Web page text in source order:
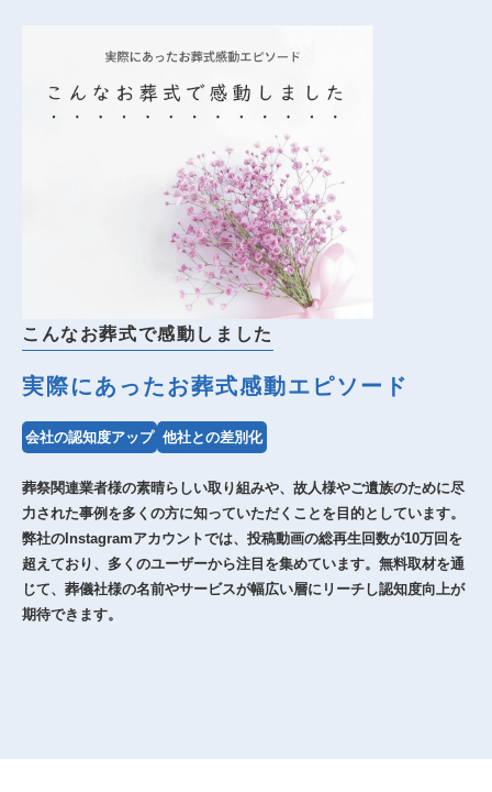
こんなお葬式で感動しました
実際にあったお葬式感動エピソード
会社の認知度アップ 他社との差別化
葬祭関連業者様の素晴らしい取り組みや、故人様やご遺族のために尽
力された事例を多くの方に知っていただくことを目的としています。
弊社のInstagramアカウントでは、投稿動画の総再生回数が10万回を
超えており、多くのユーザーから注目を集めています。無料取材を通
じて、葬儀社様の名前やサービスが幅広い層にリーチし認知度向上が
期待できます。